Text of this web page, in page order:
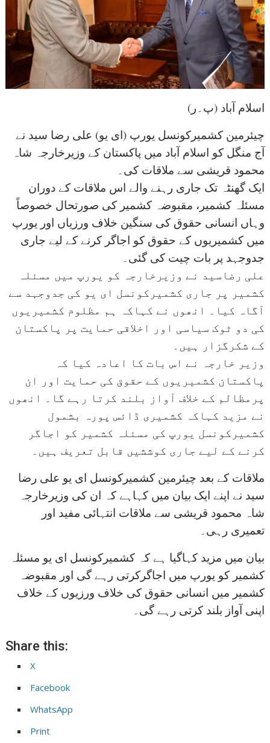
اسلام آباد (پ۔ر)
چیئرمین کشمیرکونسل یورپ (ای یو) علی رضا سید نے
آج منگل کو اسلام آباد میں پاکستان کے وزیرخارجہ شاہ
محمود قریشی سے ملاقات کی۔
ایک گھنٹہ تک جاری رہنے والے اس ملاقات کے دوران
مسئلہ کشمیر، مقبوضہ کشمیر کی صورتحال خصوصاً
وہاں انسانی حقوق کی سنگین خلاف ورزیاں اور یورپ
میں کشمیریوں کے حقوق کو اجاگر کرنے کے لیے جاری
جدوجہد پر بات چیت کی گئی۔
علی رضاسید نے وزیرخارجہ کو یورپ میں مسئلہ
کشمیر پر جاری کشمیرکونسل ای یو کی جدوجہد سے
آگاہ کیا۔ انھوں نے کہاکہ ہم مظلوم کشمیریوں
کی دو ٹوک سیاسی اور اخلاقی حمایت پر پاکستان
کے شکرگزار ہیں۔
وزیر خارجہ نے اس بات کا اعادہ کیا کہ
پاکستان کشمیریوں کے حقوق کی حمایت اور ان
پرمظالم کے خلاف آواز بلند کرتا رہے گا۔ انھوں
نے مزید کہاکہ کشمیری ڈائس پورہ بشمول
کشمیرکونسل یورپ کی مسئلہ کشمیر کو اجاگر
کرنے کے لیے جاری کوششیں قابل تعریف ہیں۔
ملاقات کے بعد چیئرمین کشمیرکونسل ای یو علی رضا
سید نے اپنے ایک بیان میں کہاہے کہ ان کی وزیرخارجہ
شاہ محمود قریشی سے ملاقات انتہائی مفید اور
تعمیری رہی۔
بیان میں مزید کہاگیا ہے کہ کشمیرکونسل ای یو مسئلہ
کشمیر کو یورپ میں اجاگرکرتی رہے گی اور مقبوضہ
کشمیر میں انسانی حقوق کی خلاف ورزیوں کے خلاف
اپنی آواز بلند کرتی رہے گی۔
Share this:
X
Facebook
WhatsApp
Print